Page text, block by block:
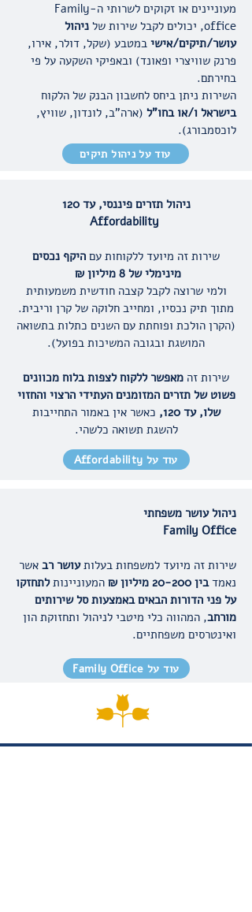
מעוניינים או זקוקים לשרותי ה-Family
office, יכולים לקבל שירות של
ניהול
עושר/תיקים/אישי במטבע (שקל, דולר, אירו,
פרנק שוויצרי ופאונד) ובאפיקי השקעה על פי
בחירתם.
השירות ניתן ביחס לחשבון הבנק של הלקוח
בישראל ו/או בחו"ל (ארה"ב, לונדון, שוויץ,
לוכסמבורג).
עוד על ניהול תיקים
ניהול תזרים פיננסי, עד 120
שירות זה מיועד ללקוחות עם היקף נכסים
מינימלי של 8 מיליון
₪
ולמי שרוצה לקבל קצבה חודשית משמעותית
מתוך תיק נכסיו, ומחייב חלוקה של קרן וריבית.
(הקרן הולכת ופוחתת עם השנים כתלות בתשואה
המושגת ובגובה המשיכות בפועל).
שירות זה מאפשר ללקוח לצפות בלוח מכוונים
פשוט של תזרים המזומנים העתידי הרצוי והחזוי
שלו, עד 120,
כאשר אין באמור התחייבות
להשגת תשואה כלשהי.
עוד על Affordability
ניהול עושר משפחתי
Family Office
שירות זה מיועד למשפחות בעלותעושר רב אשר
נאמדבין 20-200 מיליון ₪ המעוניינותלתחזקו
על פני הדורות הבאיםבאמצעות סל שירותים
מורחב, המהווה כלי מיטבי לניהול ותחזוקת הון
ואינטרסים משפחתיים.
עוד על Family Office